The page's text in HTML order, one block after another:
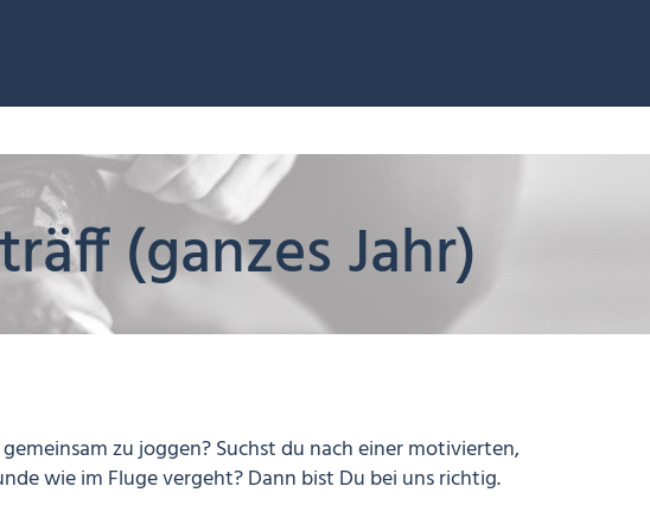
(ganzes Jahr)
zu joggen? Suchst du nach einer motivierten,
wie im Fluge vergeht? Dann bist Du bei uns richtig.